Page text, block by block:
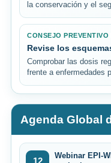
la conservación y el
CONSEJO
Revise los
Comprobar las dosis
frente a enfermedades
Agenda Global
12
Webinar EPI-